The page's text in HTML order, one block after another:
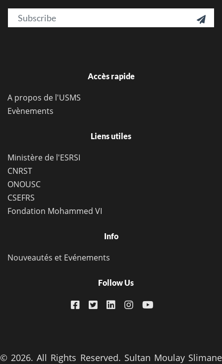
Email 
Accès rapide
A propos de l'USMS
Evènements
Liens utiles
Ministère de l'ESRSI
CNRST
ONOUSC
CSEFRS
Fondation Mohammed VI
Info
Nouveautés et Evénements
Follow Us
© 2026. All Rights Reserved. Sultan Moulay Slimane